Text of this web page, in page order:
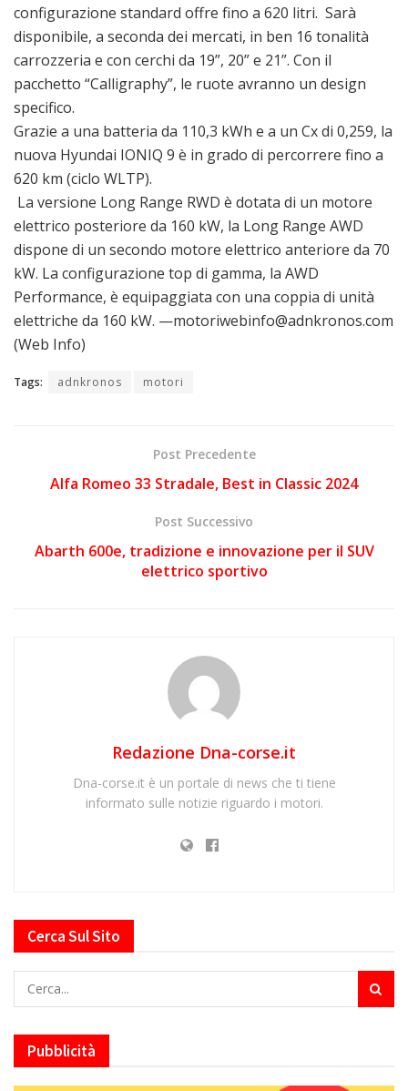
configurazione standard offre fino a 620 litri. Sarà
disponibile, a seconda dei mercati, in ben 16 tonalità
carrozzeria e con cerchi da 19”, 20” e 21”. Con il
pacchetto “Calligraphy”, le ruote avranno un design
specifico.
Grazie a una batteria da 110,3 kWh e a un Cx di 0,259, la
nuova Hyundai IONIQ 9 è in grado di percorrere fino a
620 km (ciclo WLTP).
La versione Long Range RWD è dotata di un motore
elettrico posteriore da 160 kW, la Long Range AWD
dispone di un secondo motore elettrico anteriore da 70
kW. La configurazione top di gamma, la AWD
Performance, è equipaggiata con una coppia di unità
elettriche da 160 kW. —motoriwebinfo@adnkronos.com
(Web Info)
Tags: adnkronos motori
Post Precedente
Alfa Romeo 33 Stradale, Best in Classic 2024
Post Successivo
Abarth 600e, tradizione e innovazione per il SUV
elettrico sportivo
Redazione Dna-corse.it
Dna-corse.it è un portale di news che ti tiene
informato sulle notizie riguardo i motori.
Cerca Sul Sito
Pubblicità